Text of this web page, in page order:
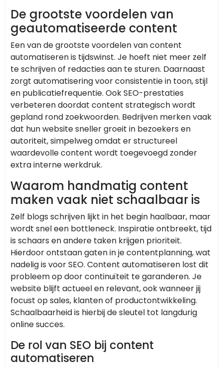
De grootste voordelen van
geautomatiseerde content
Een van de grootste voordelen van content
automatiseren is tijdswinst. Je hoeft niet meer zelf
te schrijven of redacties aan te sturen. Daarnaast
zorgt automatisering voor consistentie in toon, stijl
en publicatiefrequentie. Ook SEO-prestaties
verbeteren doordat content strategisch wordt
gepland rond zoekwoorden. Bedrijven merken vaak
dat hun website sneller groeit in bezoekers en
autoriteit, simpelweg omdat er structureel
waardevolle content wordt toegevoegd zonder
extra interne werkdruk.
Waarom handmatig content
maken vaak niet schaalbaar is
Zelf blogs schrijven lijkt in het begin haalbaar, maar
wordt snel een bottleneck. Inspiratie ontbreekt, tijd
is schaars en andere taken krijgen prioriteit.
Hierdoor ontstaan gaten in je contentplanning, wat
nadelig is voor SEO. Content automatiseren lost dit
probleem op door continuïteit te garanderen. Je
website blijft actueel en relevant, ook wanneer jij
focust op sales, klanten of productontwikkeling.
Schaalbaarheid is hierbij de sleutel tot langdurig
online succes.
De rol van SEO bij content
automatiseren